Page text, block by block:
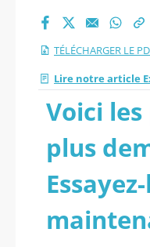
TÉLÉCHARGER LE
Lire notre article
Voici
plus